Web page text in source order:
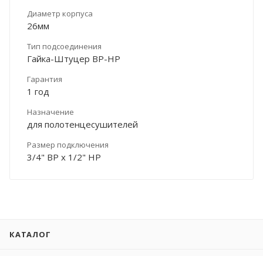
Диаметр корпуса
26мм
Тип подсоединения
Гайка-Штуцер ВР-НР
Гарантия
1 год
Назначение
для полотенцесушителей
Размер подключения
3/4" ВР х 1/2" НР
КАТАЛОГ